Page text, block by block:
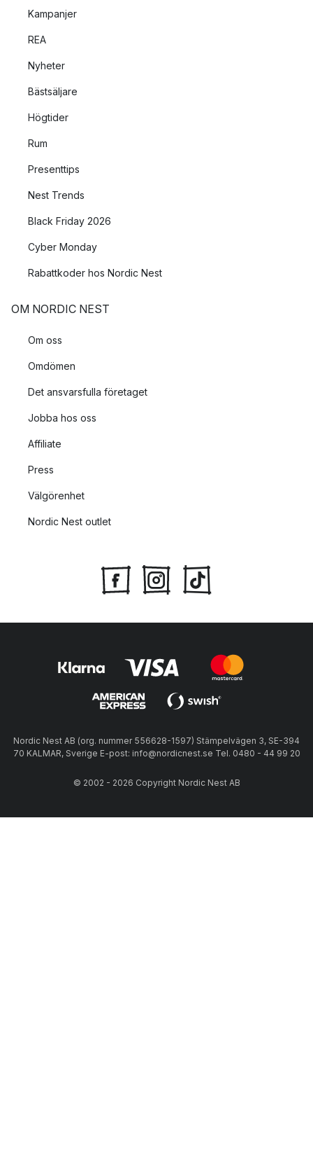
Kampanjer
REA
Nyheter
Bästsäljare
Högtider
Rum
Presenttips
Nest Trends
Black Friday 2026
Cyber Monday
Rabattkoder hos Nordic Nest
OM NORDIC NEST
Om oss
Omdömen
Det ansvarsfulla företaget
Jobba hos oss
Affiliate
Press
Välgörenhet
Nordic Nest outlet
Nordic Nest AB (org. nummer 556628-1597) Stämpelvägen 3, SE-394
70 KALMAR, Sverige E-post: info@nordicnest.se Tel. 0480 - 44 99 20
© 2002 - 2026 Copyright Nordic Nest AB